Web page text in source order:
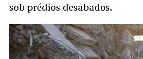
sob prédios desabados.